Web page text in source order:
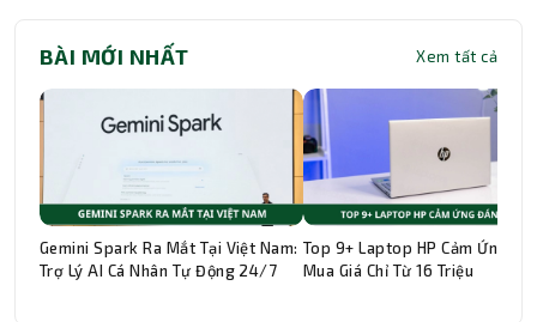
BÀI MỚI NHẤT Xem tất cả
Gemini Spark Ra Mắt Tại Việt Nam:
Trợ Lý AI Cá Nhân Tự Động 24/7
Top 9+ Laptop HP Cảm Ứng
Mua Giá Chỉ Từ 16 Triệu